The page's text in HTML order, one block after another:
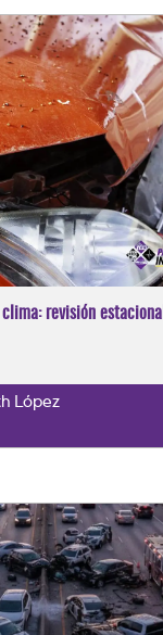
revisión estacional
López